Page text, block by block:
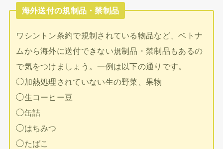
海外送付の規制品・禁制品
ワシントン条約で規制されている物品など、ベトナ
ムから海外に送付できない規制品・禁制品もあるの
で気をつけましょう。一例は以下の通りです。
◯加熱処理されていない生の野菜、果物
◯生コーヒー豆
◯缶詰
◯はちみつ
◯たばこ